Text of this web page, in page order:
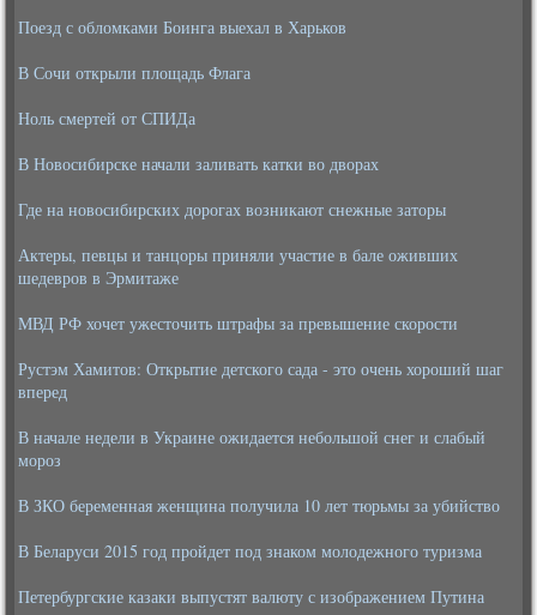
Поезд с обломками Боинга выехал в Харьков
В Сочи открыли площадь Флага
Ноль смертей от СПИДа
В Новосибирске начали заливать катки во дворах
Где на новосибирских дорогах возникают снежные заторы
Актеры, певцы и танцоры приняли участие в бале оживших
шедевров в Эрмитаже
МВД РФ хочет ужесточить штрафы за превышение скорости
Рустэм Хамитов: Открытие детского сада - это очень хороший шаг
вперед
В начале недели в Украине ожидается небольшой снег и слабый
мороз
В ЗКО беременная женщина получила 10 лет тюрьмы за убийство
В Беларуси 2015 год пройдет под знаком молодежного туризма
Петербургские казаки выпустят валюту с изображением Путина